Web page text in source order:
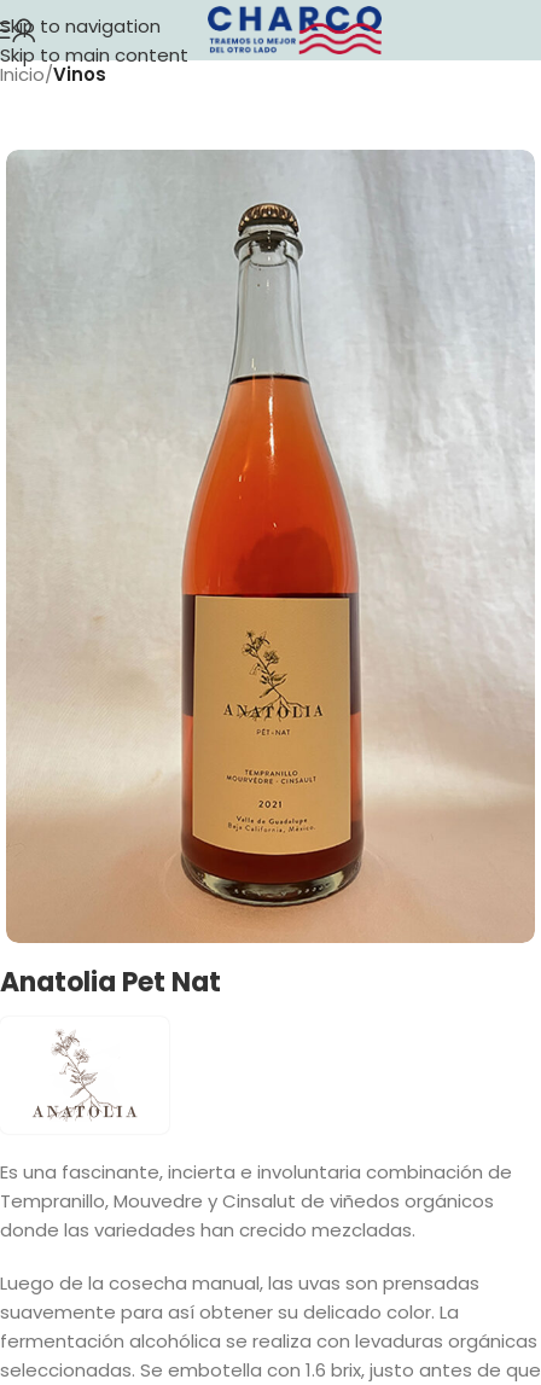
Skip to navigation
Skip to main content
Inicio Vinos
Anatolia Pet Nat
Es una fascinante, incierta e involuntaria combinación de
Tempranillo, Mouvedre y Cinsalut de viñedos orgánicos
donde las variedades han crecido mezcladas.
Luego de la cosecha manual, las uvas son prensadas
suavemente para así obtener su delicado color. La
fermentación alcohólica se realiza con levaduras orgánicas
seleccionadas. Se embotella con 1.6 brix, justo antes de que